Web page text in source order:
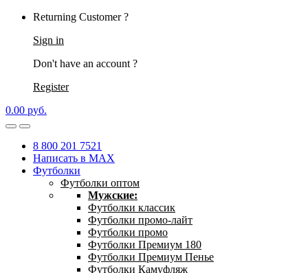
Returning Customer ?
Sign in
Don't have an account ?
Register
0.00 руб.
8 800 201 7521
Написать в MAX
Футболки
Футболки оптом
Мужские:
Футболки классик
Футболки промо-лайт
Футболки промо
Футболки Премиум 180
Футболки Премиум Пенье
Футболки Камуфляж